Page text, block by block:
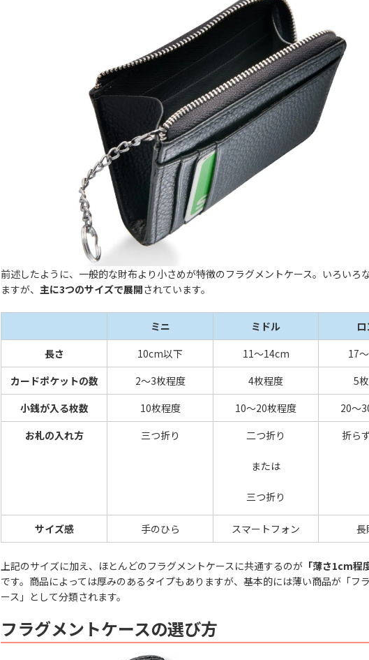
前述したように、一般的な財布より小さめが特徴のフラグメントケース。いろいろ
ますが、 主に3つのサイズで展開されています。
ミニ ミドル
長さ
10cm以下 11～14cm
17
カードポケットの数
2～3枚程度 4枚程度
5
小銭が入る枚数
10枚程度 10～20枚程度
20～
お札の入れ方
三つ折り 二つ折り
または
三つ折り
折ら
サイズ感 手のひら スマートフォン 長
上記のサイズに加え、ほとんどのフラグメントケースに共通するのが 「薄さ1cm程
です。商品によっては厚みのあるタイプもありますが、基本的には薄い商品が「フ
ース」として分類されます。
フラグメントケースの選び方